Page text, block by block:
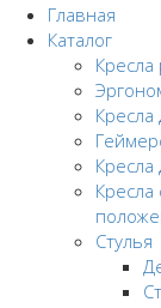
Главная
Каталог
Кресла
Кресла
Кресла
Стулья